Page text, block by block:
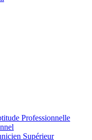
Professionnelle
Supérieur